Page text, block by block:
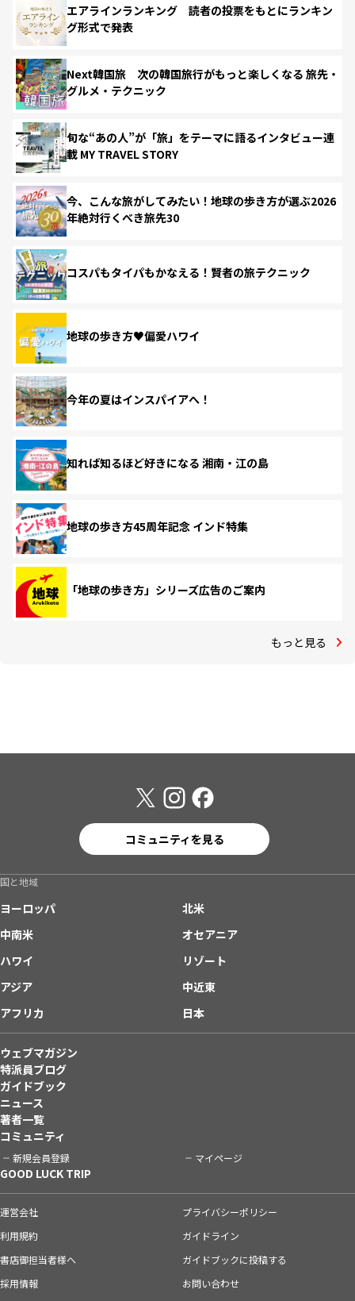
エアラインランキング 読者の投票をもとにランキン
グ形式で発表
Next韓国旅 次の韓国旅行がもっと楽しくなる 旅先・
グルメ・テクニック
旬な“あの人”が「旅」をテーマに語るインタビュー連
載 MY TRAVEL STORY
今、こんな旅がしてみたい！地球の歩き方が選ぶ2026
年絶対行くべき旅先30
コスパもタイパもかなえる！賢者の旅テクニック
地球の歩き方♥偏愛ハワイ
今年の夏はインスパイアへ！
知れば知るほど好きになる 湘南・江の島
地球の歩き方45周年記念 インド特集
「地球の歩き方」シリーズ広告のご案内
もっと見る
コミュニティを見る
国と地域
ヨーロッパ
北米
中南米
オセアニア
ハワイ
リゾート
アジア
中近東
アフリカ
日本
ウェブマガジン
特派員ブログ
ガイドブック
ニュース
著者一覧
コミュニティ
新規会員登録 マイページ
GOOD LUCK TRIP
運営会社
プライバシーポリシー
利用規約
ガイドライン
書店御担当者様へ
ガイドブックに投稿する
採用情報
お問い合わせ